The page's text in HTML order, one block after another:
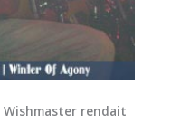
Wishmaster rendait